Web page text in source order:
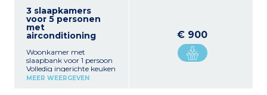
3 slaapkamers
voor 5 personen
met
airconditioning
Woonkamer met
slaapbank voor 1 persoon
Volledig ingerichte keuken
1 slaapkamer met
MEER WEERGEVEN
€ 900